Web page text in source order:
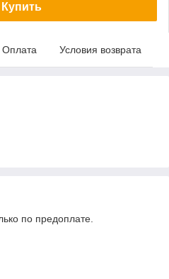
Купить
Оплата Условия возврата
по предоплате.